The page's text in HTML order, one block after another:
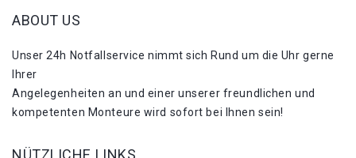
ABOUT US
Unser 24h Notfallservice nimmt sich Rund um die Uhr gerne
Ihrer
Angelegenheiten an und einer unserer freundlichen und
kompetenten Monteure wird sofort bei Ihnen sein!
NÜTZLICHE LINKS